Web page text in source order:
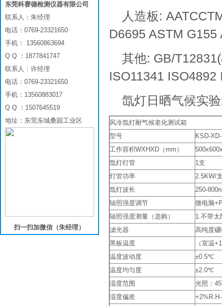
人造板:
D6695 ASTM G155
其他: GB/
ISO11341
氙灯日晒气候实
风冷氙灯耐气候老化测试箱
型号
KSD-
工作容积WXHXD（mm）
氙灯灯管
1支
灯管功率
2.5KW/
氙灯波长
250-
辐照强度调节
微电脑
辐照强度测量（选购）
1.不带太
滤光器
高纯度
黑板温度
（室温
温度波动度
±0.5℃
温度均匀度
±2.0℃
湿度范围
光照：
湿度偏差
东莞科赛德检测仪器有限公司
联系人：朱经理
电话：0769-23321650
手机： 13560863694
Q Q ：1877841747
联系人：许经理
电话：0769-23321650
手机：13560883017
Q Q ：1507645519
地址：东莞东城桑园工业区
扫一扫加微信（朱经理）